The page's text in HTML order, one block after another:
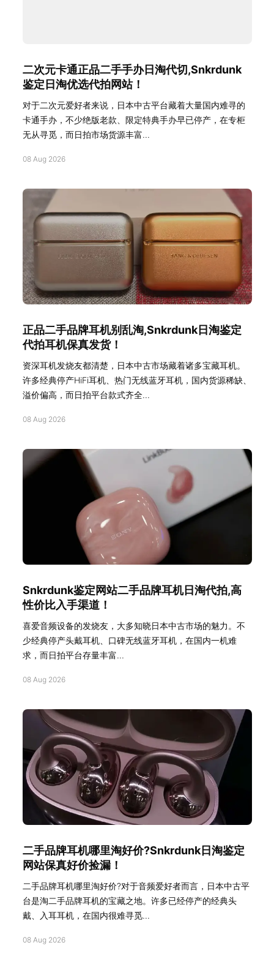
二次元卡通正品二手手办日淘代切,Snkrdunk
鉴定日淘优选代拍网站！
对于二次元爱好者来说，日本中古平台藏着大量国内难寻的
卡通手办，不少绝版老款、限定特典手办早已停产，在专柜
无从寻觅，而日拍市场货源丰富...
08 Aug 2026
正品二手品牌耳机别乱淘,Snkrdunk日淘鉴定
代拍耳机保真发货！
资深耳机发烧友都清楚，日本中古市场藏着诸多宝藏耳机。
许多经典停产HiFi耳机、热门无线蓝牙耳机，国内货源稀缺、
溢价偏高，而日拍平台款式齐全...
08 Aug 2026
Snkrdunk鉴定网站二手品牌耳机日淘代拍,高
性价比入手渠道！
喜爱音频设备的发烧友，大多知晓日本中古市场的魅力。不
少经典停产头戴耳机、口碑无线蓝牙耳机，在国内一机难
求，而日拍平台存量丰富...
08 Aug 2026
二手品牌耳机哪里淘好价?Snkrdunk日淘鉴定
网站保真好价捡漏！
二手品牌耳机哪里淘好价?对于音频爱好者而言，日本中古平
台是淘二手品牌耳机的宝藏之地。许多已经停产的经典头
戴、入耳耳机，在国内很难寻觅...
08 Aug 2026